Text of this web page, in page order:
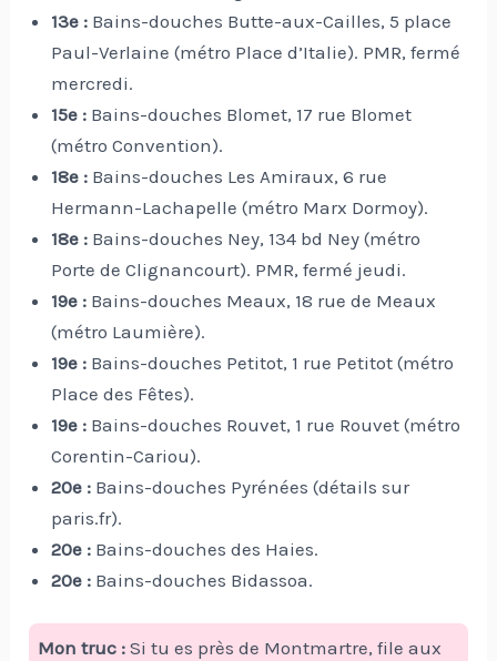
13e : Bains-douches Butte-aux-Cailles, 5 place
Paul-Verlaine (métro Place d’Italie). PMR, fermé
mercredi.
15e : Bains-douches Blomet, 17 rue Blomet
(métro Convention).
18e : Bains-douches Les Amiraux, 6 rue
Hermann-Lachapelle (métro Marx Dormoy).
18e : Bains-douches Ney, 134 bd Ney (métro
Porte de Clignancourt). PMR, fermé jeudi.
19e : Bains-douches Meaux, 18 rue de Meaux
(métro Laumière).
19e : Bains-douches Petitot, 1 rue Petitot (métro
Place des Fêtes).
19e : Bains-douches Rouvet, 1 rue Rouvet (métro
Corentin-Cariou).
20e : Bains-douches Pyrénées (détails sur
paris.fr).
20e : Bains-douches des Haies.
20e : Bains-douches Bidassoa.
Mon truc : Si tu es près de Montmartre, file aux